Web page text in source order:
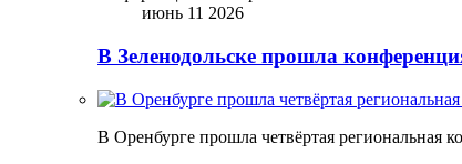
июнь 11 2026
В Зеленодольске прошла
В Оренбурге прошла четвёртая региональная